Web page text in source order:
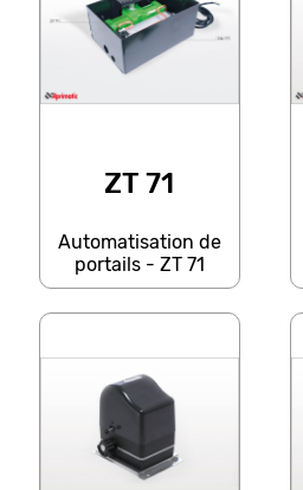
ZT 71
Automatisation de
portails - ZT 71